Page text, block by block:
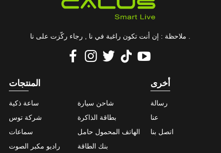
المنتجات
ساعة ذكية
شركة توس
سماعات
راديو مكبر الصوت
شاحن سيارة
بطاقة الذاكرة
الهاتف المحمول حامل
بنك الطاقة
أخرى
رسالة
عنا
اتصل بنا